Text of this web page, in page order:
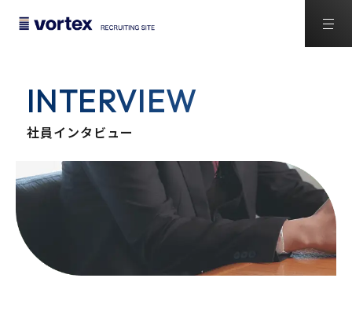
INTERVIEW
社員インタビュー